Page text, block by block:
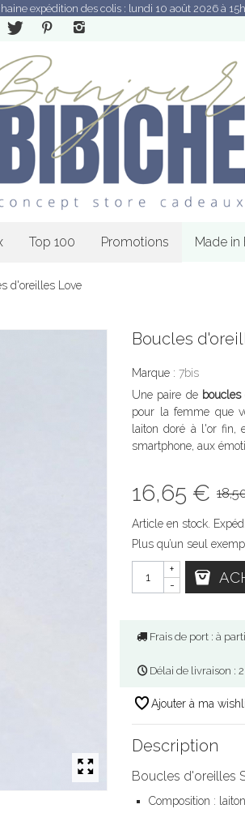
expédition des colis : lundi 10 août 2026 à
Top 100 Promotions Made in
d'oreilles Love
Boucles
Marque : 7bis
Une paire de
pour la femme que
laiton doré à l'or fin,
smartphone, aux
16,65 €
Article en stock.
Plus qu’un seul
-
+
Frais de port : à
Délai de livraison :
Ajouter à ma
Description
Boucles d'oreilles
Composition :